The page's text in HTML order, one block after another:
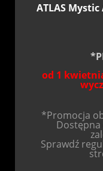
ATLAS
od 1
*Promocja
Sprawdź